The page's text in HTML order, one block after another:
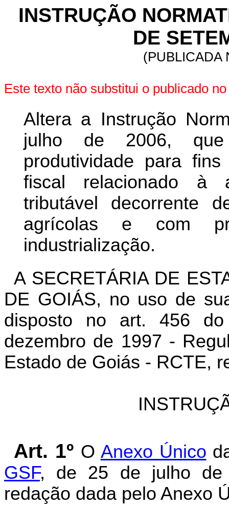
INSTRUÇÃO
DE
(PUBLICADA
Este texto não substitui o publicado
Altera a Instrução
julho de 2006,
produtividade para
fiscal relacionado à
tributável decorrente
agrícolas e com
industrialização.
A SECRETÁRIA DE
DE GOIÁS, no uso de
disposto no art. 456
dezembro de 1997 -
Estado de Goiás - RCTE,
Art. 1º O Anexo Único
GSF, de 25 de julho de
redação dada pelo Anexo